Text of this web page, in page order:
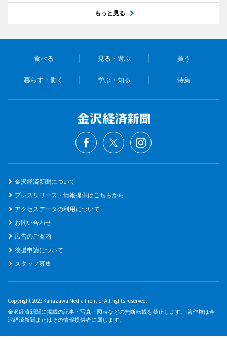
もっと見る
食べる 見る・遊ぶ 買う
暮らす・働く 学ぶ・知る 特集
金沢経済新聞について
プレスリリース・情報提供はこちらから
アクセスデータの利用について
お問い合わせ
広告のご案内
後援申請について
スタッフ募集
Copyright 2023 Kanazawa Media Frontier All rights reserved.
金沢経済新聞に掲載の記事・写真・図表などの無断転載を禁止します。 著作権は金
沢経済新聞またはその情報提供者に属します。